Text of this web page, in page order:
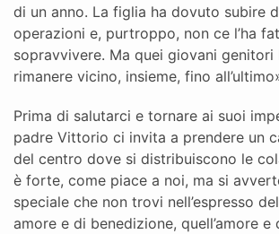
di un anno. La figlia ha dovuto subire
operazioni e, purtroppo, non ce l’ha
sopravvivere. Ma quei giovani
rimanere vicino, insieme, fino
Prima di salutarci e tornare ai suoi
padre Vittorio ci invita a prendere un
del centro dove si distribuiscono le
è forte, come piace a noi, ma si
speciale che non trovi nell’espresso
amore e di benedizione, quell’amore e